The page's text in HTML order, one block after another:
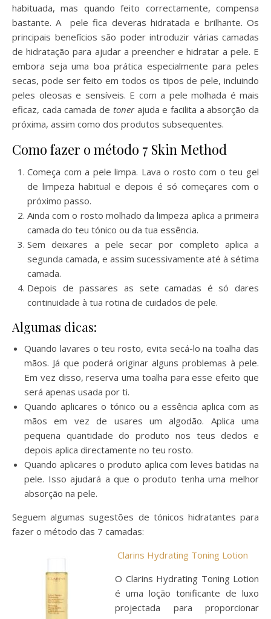
habituada, mas quando feito correctamente, compensa
bastante. A pele fica deveras hidratada e brilhante. Os
principais benefícios são poder introduzir várias camadas
de hidratação para ajudar a preencher e hidratar a pele. E
embora seja uma boa prática especialmente para peles
secas, pode ser feito em todos os tipos de pele, incluindo
peles oleosas e sensíveis. E com a pele molhada é mais
eficaz, cada camada de tonerajuda e facilita a absorção da
próxima, assim como dos produtos subsequentes.
Como fazer o método 7 Skin Method
Começa com a pele limpa. Lava o rosto com o teu gel
de limpeza habitual e depois é só começares com o
próximo passo.
Ainda com o rosto molhado da limpeza aplica a primeira
camada do teu tónico ou da tua essência.
Sem deixares a pele secar por completo aplica a
segunda camada, e assim sucessivamente até à sétima
camada.
Depois de passares as sete camadas é só dares
continuidade à tua rotina de cuidados de pele.
Algumas dicas:
Quando lavares o teu rosto, evita secá-lo na toalha das
mãos. Já que poderá originar alguns problemas à pele.
Em vez disso, reserva uma toalha para esse efeito que
será apenas usada por ti.
Quando aplicares o tónico ou a essência aplica com as
mãos em vez de usares um algodão. Aplica uma
pequena quantidade do produto nos teus dedos e
depois aplica directamente no teu rosto.
Quando aplicares o produto aplica com leves batidas na
pele. Isso ajudará a que o produto tenha uma melhor
absorção na pele.
Seguem algumas sugestões de tónicos hidratantes para
fazer o método das 7 camadas:
Clarins Hydrating Toning Lotion
O Clarins Hydrating Toning Lotion
é uma loção tonificante de luxo
projectada para proporcionar